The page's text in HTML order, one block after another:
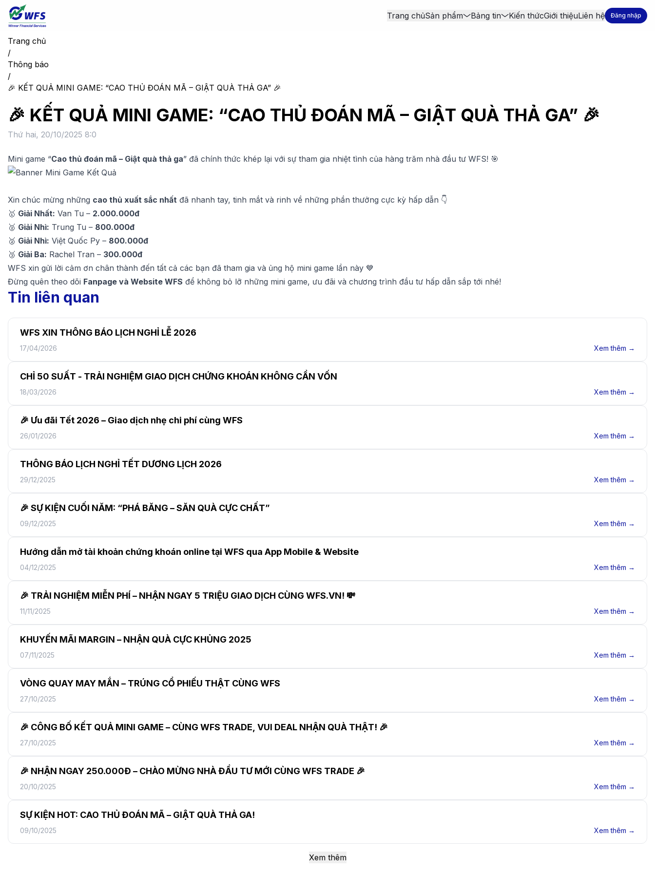
Trang chủSản phẩm Bảng tin Kiến thứcGiới thiệuLiên hệ Đăng nhập
Trang chủ
/
Thông báo
/
🎉 KẾT QUẢ MINI GAME: “CAO THỦ ĐOÁN MÃ – GIẬT QUÀ THẢ GA” 🎉
🎉 KẾT QUẢ MINI GAME: “CAO THỦ ĐOÁN MÃ – GIẬT QUÀ THẢ GA” 🎉
Thứ hai, 20/10/2025 8:0
Mini game “Cao thủ đoán mã – Giật quà thả ga” đã chính thức khép lại với sự tham gia nhiệt tình của hàng trăm nhà đầu tư WFS! 🎯
Xin chúc mừng những cao thủ xuất sắc nhất đã nhanh tay, tinh mắt và rinh về những phần thưởng cực kỳ hấp dẫn 👇
🥇 Giải Nhất: Van Tu – 2.000.000đ
🥈 Giải Nhì: Trung Tu – 800.000đ
🥈 Giải Nhì: Việt Quốc Py – 800.000đ
🥉 Giải Ba: Rachel Tran – 300.000đ
WFS xin gửi lời cảm ơn chân thành đến tất cả các bạn đã tham gia và ủng hộ mini game lần này 💙
Đừng quên theo dõi Fanpage và Website WFS để không bỏ lỡ những mini game, ưu đãi và chương trình đầu tư hấp dẫn sắp tới nhé!
Tin liên quan
WFS XIN THÔNG BÁO LỊCH NGHỈ LỄ 2026
17/04/2026 Xem thêm →
CHỈ 50 SUẤT - TRẢI NGHIỆM GIAO DỊCH CHỨNG KHOÁN KHÔNG CẦN VỐN
18/03/2026 Xem thêm →
🎉 Ưu đãi Tết 2026 – Giao dịch nhẹ chi phí cùng WFS
26/01/2026 Xem thêm →
THÔNG BÁO LỊCH NGHỈ TẾT DƯƠNG LỊCH 2026
29/12/2025 Xem thêm →
🎉 SỰ KIỆN CUỐI NĂM: “PHÁ BĂNG – SĂN QUÀ CỰC CHẤT”
09/12/2025 Xem thêm →
Hướng dẫn mở tài khoản chứng khoán online tại WFS qua App Mobile & Website
04/12/2025 Xem thêm →
🎉 TRẢI NGHIỆM MIỄN PHÍ – NHẬN NGAY 5 TRIỆU GIAO DỊCH CÙNG WFS.VN! 💸
11/11/2025 Xem thêm →
KHUYẾN MÃI MARGIN – NHẬN QUÀ CỰC KHỦNG 2025
07/11/2025 Xem thêm →
VÒNG QUAY MAY MẮN – TRÚNG CỔ PHIẾU THẬT CÙNG WFS
27/10/2025 Xem thêm →
🎉 CÔNG BỐ KẾT QUẢ MINI GAME – CÙNG WFS TRADE, VUI DEAL NHẬN QUÀ THẬT! 🎉
27/10/2025 Xem thêm →
🎉 NHẬN NGAY 250.000Đ – CHÀO MỪNG NHÀ ĐẦU TƯ MỚI CÙNG WFS TRADE 🎉
20/10/2025 Xem thêm →
SỰ KIỆN HOT: CAO THỦ ĐOÁN MÃ – GIẬT QUÀ THẢ GA!
09/10/2025 Xem thêm →
Xem thêm